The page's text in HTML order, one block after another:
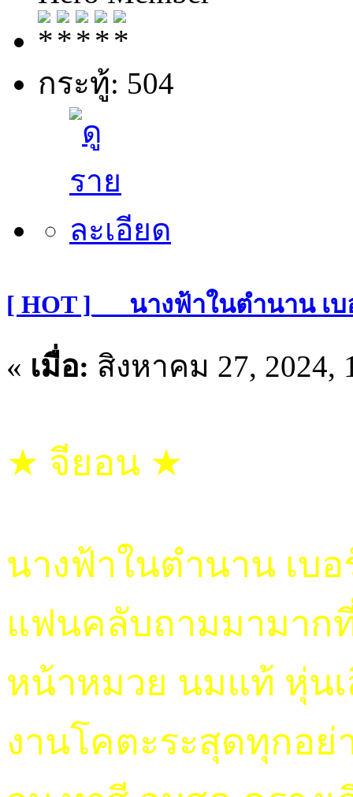
กระทู้: 504
[ HOT ]___นางฟ้าในตำนาน เ
« เมื่อ: สิงหาคม 27, 2024,
★ จียอน ★
นางฟ้าในตำนาน เบ
แฟนคลับถามมามาก
หน้าหมวย นมแท้ หุ่น
งานโคตะระสุดทุกอย่